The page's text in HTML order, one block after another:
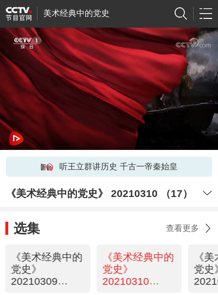
美术经典中的党史
听王立群讲历史 千古一帝秦始皇
《美术经典中的党史》 20210310 （17）
选集 查看更多
《美术经典中的
党史》
20210309
《美术经典中的
党史》
20210310
《
党史